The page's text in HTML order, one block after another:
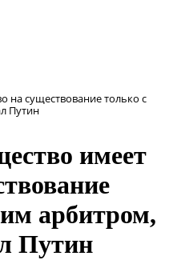
на существование только с
Путин
имеет
арбитром,
Путин